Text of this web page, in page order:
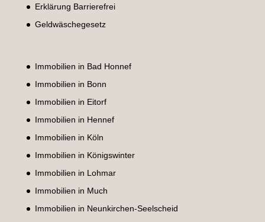
Erklärung Barrierefrei
Geldwäschegesetz
Immobilien in Bad Honnef
Immobilien in Bonn
Immobilien in Eitorf
Immobilien in Hennef
Immobilien in Köln
Immobilien in Königswinter
Immobilien in Lohmar
Immobilien in Much
Immobilien in Neunkirchen-Seelscheid